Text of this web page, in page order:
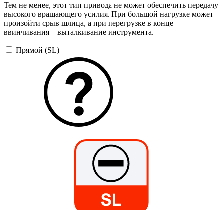
Тем не менее, этот тип привода не может обеспечить передачу
высокого вращающего усилия. При большой нагрузке может
произойти срыв шлица, а при перегрузке в конце
ввинчивания – выталкивание инструмента.
Прямой (SL)